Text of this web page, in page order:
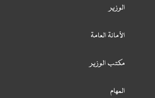
الوزير
الأمانة العامة
مكتب الوزير
المهام